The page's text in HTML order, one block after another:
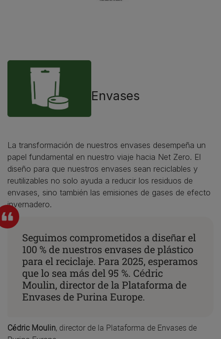
Envases
La transformación de nuestros envases desempeña un
papel fundamental en nuestro viaje hacia Net Zero. El
diseño para que nuestros envases sean reciclables y
reutilizables no solo ayuda a reducir los residuos de
envases, sino también las emisiones de gases de efecto
invernadero.
Seguimos comprometidos a diseñar el
100 % de nuestros envases de plástico
para el reciclaje. Para 2025, esperamos
que lo sea más del 95 %. Cédric
Moulin, director de la Plataforma de
Envases de Purina Europe.
Cédric Moulin, director de la Plataforma de Envases de